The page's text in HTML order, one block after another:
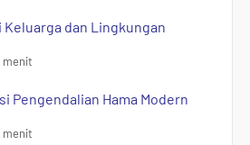
Keluarga dan Lingkungan
menit
Pengendalian Hama Modern
menit